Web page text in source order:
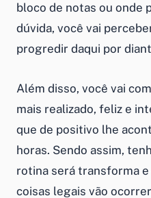
bloco de notas ou onde
dúvida, você vai
progredir daqui por
Além disso, você vai
mais realizado, feliz e
que de positivo lhe
horas. Sendo assim,
rotina será transforma
coisas legais vão